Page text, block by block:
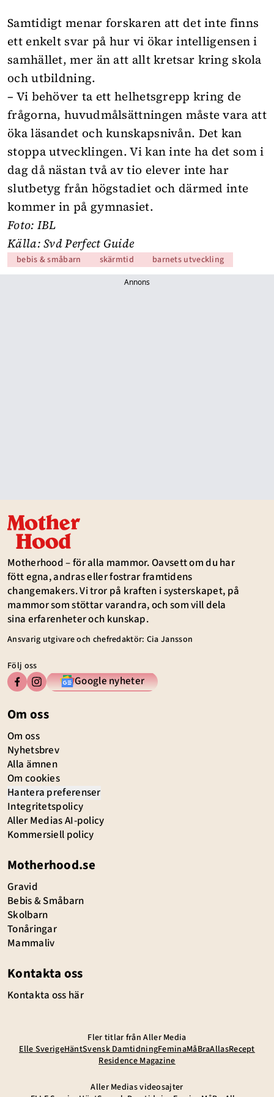
Samtidigt menar forskaren att det inte finns
ett enkelt svar på hur vi ökar intelligensen i
samhället, mer än att allt kretsar kring skola
och utbildning.
– Vi behöver ta ett helhetsgrepp kring de
frågorna, huvudmålsättningen måste vara att
öka läsandet och kunskapsnivån. Det kan
stoppa utvecklingen. Vi kan inte ha det som i
dag då nästan två av tio elever inte har
slutbetyg från högstadiet och därmed inte
kommer in på gymnasiet.
Foto: IBL
Källa: Svd Perfect Guide
bebis & småbarn skärmtid barnets utveckling
Annons
Motherhood – för alla mammor. Oavsett om du har
fött egna, andras eller fostrar framtidens
changemakers. Vi tror på kraften i systerskapet, på
mammor som stöttar varandra, och som vill dela
sina erfarenheter och kunskap.
Ansvarig utgivare och chefredaktör: Cia Jansson
Följ oss
Google nyheter
Om oss
Om oss
Nyhetsbrev
Alla ämnen
Om cookies
Hantera preferenser
Integritetspolicy
Aller Medias AI-policy
Kommersiell policy
Motherhood.se
Gravid
Bebis & Småbarn
Skolbarn
Tonåringar
Mammaliv
Kontakta oss
Kontakta oss här
Fler titlar från Aller Media
Elle SverigeHäntSvensk DamtidningFeminaMåBraAllasRecept
Residence Magazine
Aller Medias videosajter